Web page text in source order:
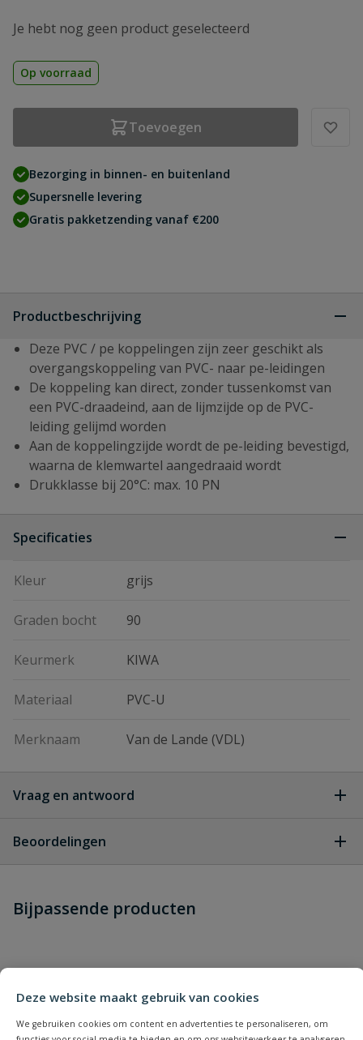
Deze website maakt gebruik van cookies
We gebruiken cookies om content en advertenties te personaliseren, om
Je hebt nog geen product geselecteerd
Op voorraad
Toevoegen
Bezorging in binnen- en buitenland
Supersnelle levering
Gratis pakketzending vanaf €200
Productbeschrijving
Deze PVC / pe koppelingen zijn zeer geschikt als
overgangskoppeling van PVC- naar pe-leidingen
De koppeling kan direct, zonder tussenkomst van
een PVC-draadeind, aan de lijmzijde op de PVC-
leiding gelijmd worden
Aan de koppelingzijde wordt de pe-leiding bevestigd,
waarna de klemwartel aangedraaid wordt
Drukklasse bij 20°C: max. 10 PN
Specificaties
Kleur grijs
Graden bocht 90
Keurmerk KIWA
Materiaal PVC-U
Merknaam Van de Lande (VDL)
Vraag en antwoord
dit product?
Beoordelingen
Schrijf zelf een beoordeling
Bijpassende producten